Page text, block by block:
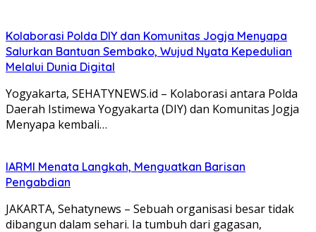
Kolaborasi Polda DIY dan Komunitas Jogja Menyapa
Salurkan Bantuan Sembako, Wujud Nyata Kepedulian
Melalui Dunia Digital
Yogyakarta, SEHATYNEWS.id – Kolaborasi antara Polda
Daerah Istimewa Yogyakarta (DIY) dan Komunitas Jogja
Menyapa kembali…
IARMI Menata Langkah, Menguatkan Barisan
Pengabdian
JAKARTA, Sehatynews – Sebuah organisasi besar tidak
dibangun dalam sehari. Ia tumbuh dari gagasan,